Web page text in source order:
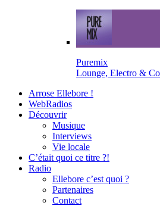
Puremix
Lounge, Electro & Co
Arrose Ellebore !
WebRadios
Découvrir
Musique
Interviews
Vie locale
C’était quoi ce titre ?!
Radio
Ellebore c’est quoi ?
Partenaires
Contact